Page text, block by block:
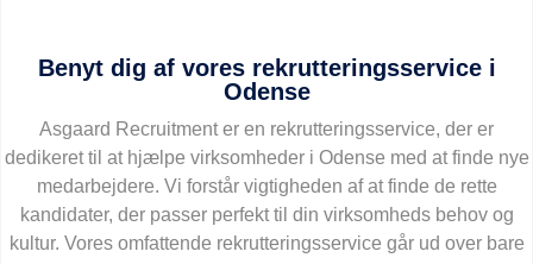
Benyt dig af vores rekrutteringsservice i
Odense
Asgaard Recruitment er en rekrutteringsservice, der er
dedikeret til at hjælpe virksomheder i Odense med at finde nye
medarbejdere. Vi forstår vigtigheden af at finde de rette
kandidater, der passer perfekt til din virksomheds behov og
kultur. Vores omfattende rekrutteringsservice går ud over bare